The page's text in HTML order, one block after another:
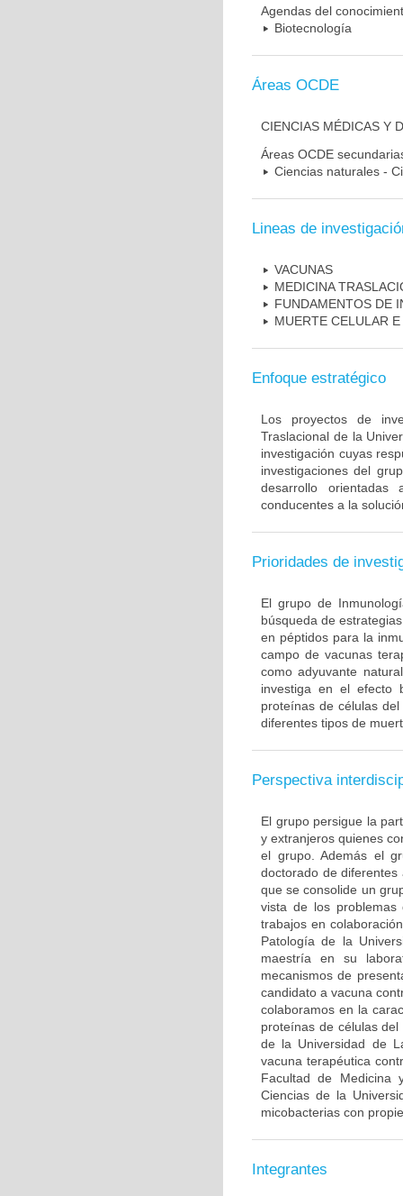
Agendas del
Biotecnología
Áreas OCDE
CIENCIAS MÉDICAS Y
Áreas OCDE
Ciencias naturales -
Lineas de
VACUNAS
MEDICINA
FUNDAMENTOS DE
MUERTE CELULAR
Enfoque estratégico
Los proyectos de
Traslacional de la
investigación cuyas
investigaciones del
desarrollo
conducentes a la
Prioridades de
El grupo de
búsqueda de
en péptidos para la
campo de vacunas
como adyuvante
investiga en el efecto
proteínas de células
diferentes tipos de
Perspectiva
El grupo persigue la
y extranjeros quienes
el grupo. Además el
doctorado de
que se consolide un
vista de los problemas
trabajos en
Patología de la
maestría en su
mecanismos de
candidato a vacuna
colaboramos en la
proteínas de células
de la Universidad de
vacuna terapéutica
Facultad de Medicina
Ciencias de la
micobacterias con
Integrantes